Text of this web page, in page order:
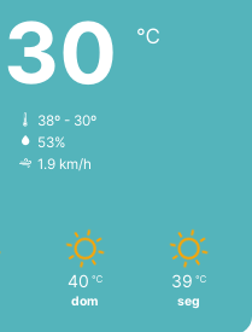
30 ℃
38º - 30º
53%
1.9 km/h
40 ℃
dom
39 ℃
seg